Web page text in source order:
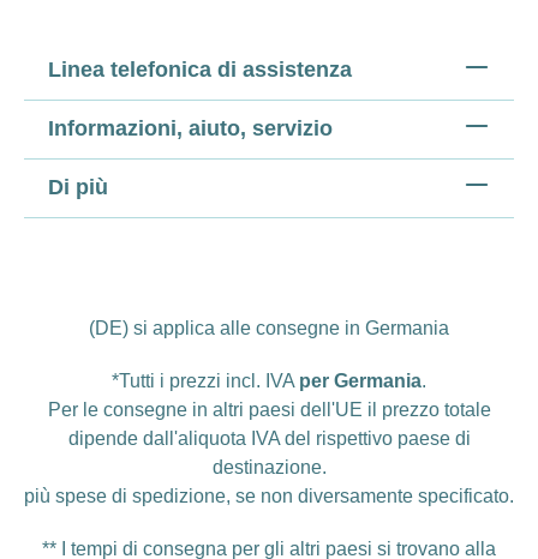
Linea telefonica di assistenza
Informazioni, aiuto, servizio
Di più
(DE) si applica alle consegne in Germania
*Tutti i prezzi incl. IVA per Germania.
Per le consegne in altri paesi dell'UE il prezzo totale
dipende dall'aliquota IVA del rispettivo paese di
destinazione.
più spese di spedizione, se non diversamente specificato.
** I tempi di consegna per gli altri paesi si trovano alla